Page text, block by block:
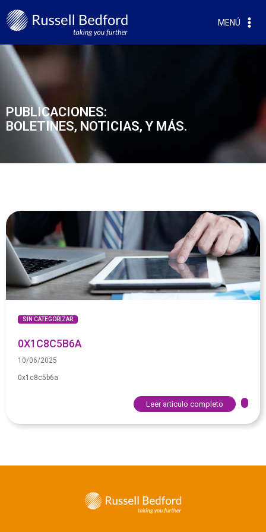
MENÚ
PUBLICACIONES:
BOLETINES, NOTICIAS, Y MÁS.
SIN CATEGORIZAR
0X1C8C5B6A
10/06/2025
0x1c8c5b6a
Leer artículo completo